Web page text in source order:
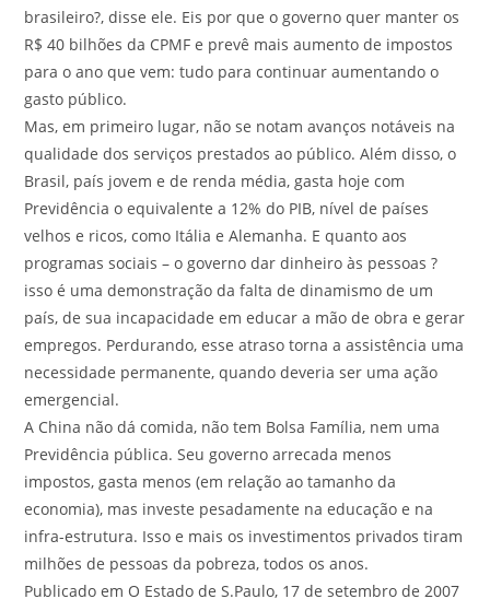
brasileiro?, disse ele. Eis por que o governo quer manter os
R$ 40 bilhões da CPMF e prevê mais aumento de impostos
para o ano que vem: tudo para continuar aumentando o
gasto público.
Mas, em primeiro lugar, não se notam avanços notáveis na
qualidade dos serviços prestados ao público. Além disso, o
Brasil, país jovem e de renda média, gasta hoje com
Previdência o equivalente a 12% do PIB, nível de países
velhos e ricos, como Itália e Alemanha. E quanto aos
programas sociais – o governo dar dinheiro às pessoas ?
isso é uma demonstração da falta de dinamismo de um
país, de sua incapacidade em educar a mão de obra e gerar
empregos. Perdurando, esse atraso torna a assistência uma
necessidade permanente, quando deveria ser uma ação
emergencial.
A China não dá comida, não tem Bolsa Família, nem uma
Previdência pública. Seu governo arrecada menos
impostos, gasta menos (em relação ao tamanho da
economia), mas investe pesadamente na educação e na
infra-estrutura. Isso e mais os investimentos privados tiram
milhões de pessoas da pobreza, todos os anos.
Publicado em O Estado de S.Paulo, 17 de setembro de 2007